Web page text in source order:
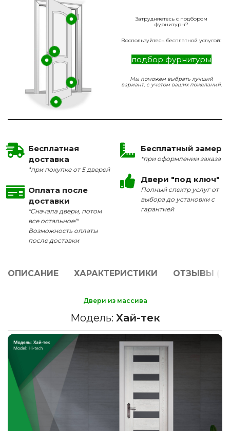
Затрудняетесь с подбором
фурнитуры?
Воспользуйтесь бесплатной услугой:
подбор фурнитуры
Мы поможем выбрать лучший
вариант, с учетом ваших пожеланий.
Бесплатная
доставка
*при покупке от 5 дверей
Оплата после
доставки
"Сначала двери, потом
все остальное!"
Возможность оплаты
после доставки
Бесплатный замер
*при оформлении заказа
Двери "под ключ"
Полный спектр услуг от
выбора до установки с
гарантией
ОПИСАНИЕ ХАРАКТЕРИСТИКИ ОТЗЫВЫ (0)
Двери из массива
Модель: Хай-тек